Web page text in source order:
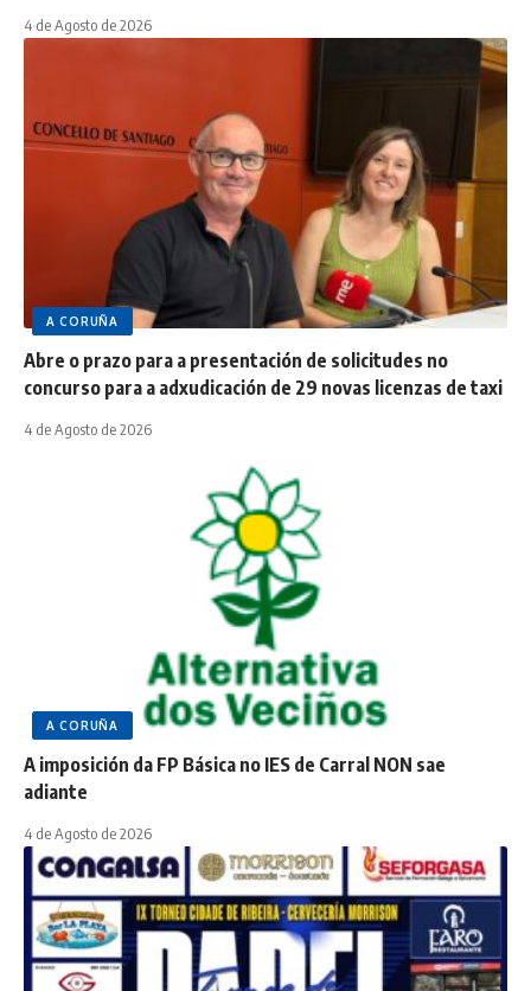
4 de Agosto de 2026
A CORUÑA
Abre o prazo para a presentación de solicitudes no
concurso para a adxudicación de 29 novas licenzas de taxi
4 de Agosto de 2026
A CORUÑA
A imposición da FP Básica no IES de Carral NON sae
adiante
4 de Agosto de 2026